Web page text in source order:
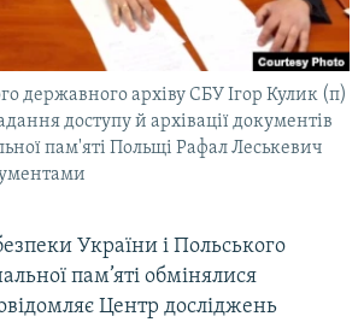
КРИМУ
державного архіву СБУ Ігор Кулик (п)
доступу й архівації документів
пам'яті Польщі Рафал Леськевич
України і Польського
пам’яті обмінялися
Центр досліджень